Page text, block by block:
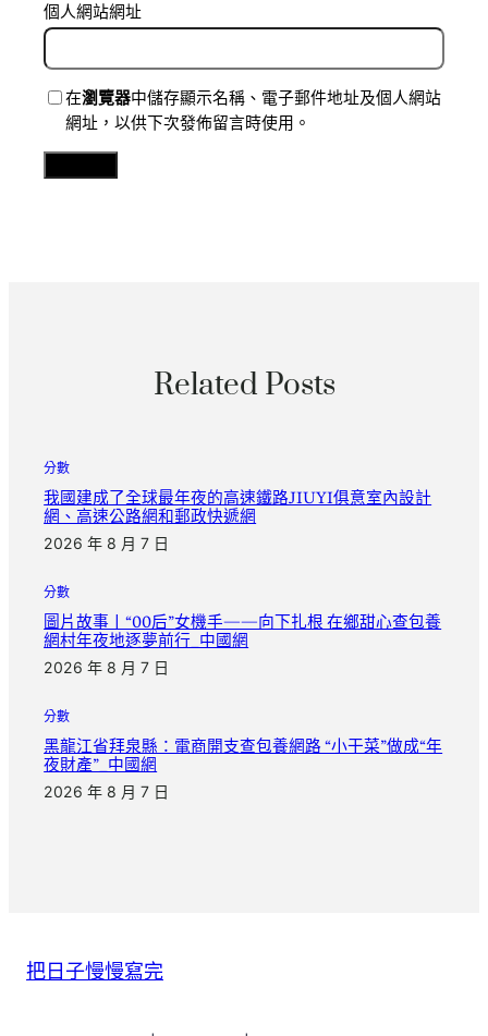
個人網站網址
在瀏覽器中儲存顯示名稱、電子郵件地址及個人網站
網址，以供下次發佈留言時使用。
Related Posts
分數
我國建成了全球最年夜的高速鐵路JIUYI俱意室內設計
網、高速公路網和郵政快遞網
2026 年 8 月 7 日
分數
圖片故事丨“00后”女機手——向下扎根 在鄉甜心查包養
網村年夜地逐夢前行_中國網
2026 年 8 月 7 日
分數
黑龍江省拜泉縣：電商開支查包養網路 “小干菜”做成“年
夜財產”_中國網
2026 年 8 月 7 日
把日子慢慢寫完